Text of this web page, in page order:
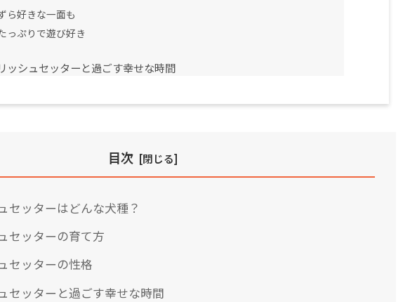
ら好きな一面も
っぷりで遊び好き
ッシュセッターと過ごす幸せな時間
目次
セッターはどんな犬種？
セッターの育て方
セッターの性格
セッターと過ごす幸せな時間